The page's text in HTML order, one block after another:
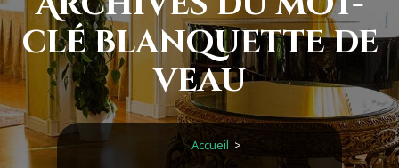
clé blanquette de
veau
Accueil >